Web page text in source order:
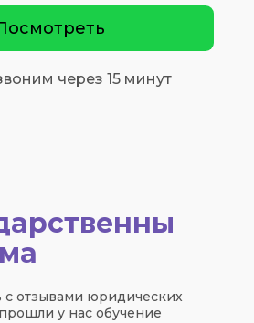
через 15 минут
с отзывами юридических
у нас обучение